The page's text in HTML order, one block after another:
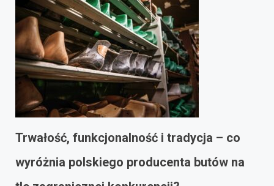
Trwałość, funkcjonalność i tradycja – co
wyróżnia polskiego producenta butów na